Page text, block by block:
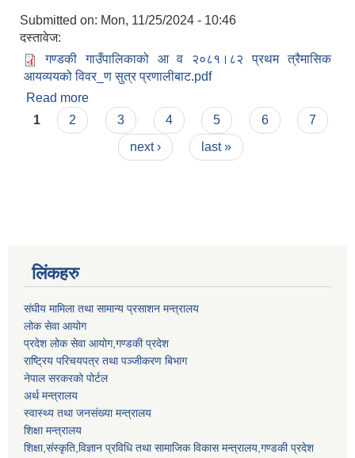
Submitted on: Mon, 11/25/2024 - 10:46
दस्तावेज:
गण्डकी गाउँपालिकाको आ व २०८१।८२ प्रथम त्रैमासिक
आयव्ययको विवर_ण सुत्र प्रणालीबाट.pdf
Read more
त्रैमासिक आयव्ययको विवरण सुत्र प्रणालीबाट
Pages
1 2 3 4 5 6
7
next ›
last »
लिंकहरु
संघीय मामिला तथा सामान्य प्रसाशन मन्त्रालय
लोक सेवा आयोग
प्रदेश लोक सेवा आयोग,गण्डकी प्रदेश
राष्ट्रिय परिचयपत्र तथा पञ्जीकरण बिभाग
नेपाल सरकरको पोर्टल
अर्थ मन्त्रालय
स्वास्थ्य तथा जनसंख्या मन्त्रालय
शिक्षा मन्त्रालय
शिक्षा,संस्कृति,विज्ञान प्रविधि तथा सामाजिक विकास मन्त्रालय,गण्डकी प्रदेश